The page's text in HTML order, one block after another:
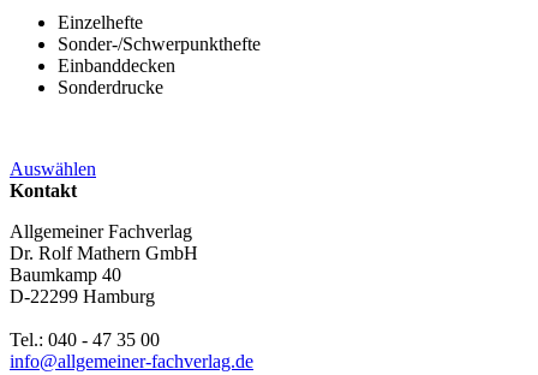
Einzelhefte
Sonder-/Schwerpunkthefte
Einbanddecken
Sonderdrucke
Auswählen
Kontakt
Allgemeiner Fachverlag
Dr. Rolf Mathern GmbH
Baumkamp 40
D-22299 Hamburg
Tel.: 040 - 47 35 00
info@allgemeiner-fachverlag.de